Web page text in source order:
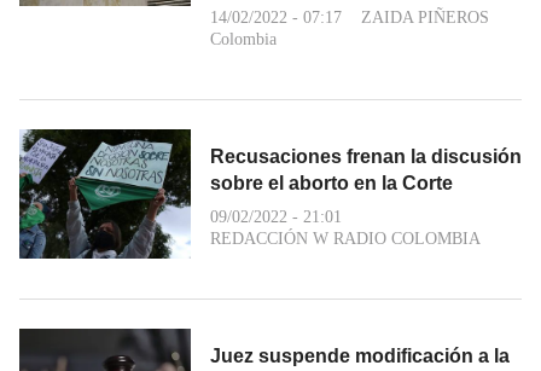
14/02/2022 - 07:17
ZAIDA PIÑEROS
Colombia
Recusaciones frenan la discusión
sobre el aborto en la Corte
09/02/2022 - 21:01
REDACCIÓN W RADIO COLOMBIA
Juez suspende modificación a la